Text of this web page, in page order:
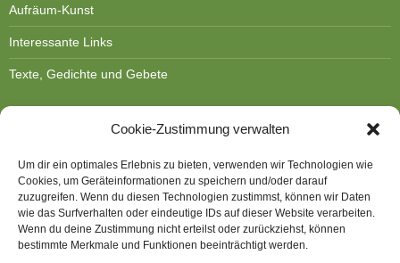
Cookie-Zustimmung verwalten
Um dir ein optimales Erlebnis zu bieten, verwenden wir Technologien wie
Cookies, um Geräteinformationen zu speichern und/oder darauf
zuzugreifen. Wenn du diesen Technologien zustimmst, können wir Daten
wie das Surfverhalten oder eindeutige IDs auf dieser Website verarbeiten.
Wenn du deine Zustimmung nicht erteilst oder zurückziehst, können
bestimmte Merkmale und Funktionen beeinträchtigt werden.
Aufräum-Kunst
Interessante Links
Texte, Gedichte und Gebete
DOROTHEE BORNATH
Kontakt